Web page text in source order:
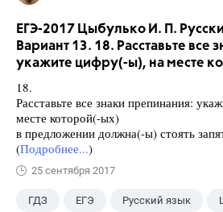
ЕГЭ-2017 Цыбулько И. П.
Вариант 13. 18. Расставьте все
укажите цифру(-ы), на месте
18.
Расставьте все знаки препинания:
месте которой(-ых)
в предложении должна(-ы) стоять
(Подробнее...)
25 сентября 2017
ГДЗ ЕГЭ Русский язык